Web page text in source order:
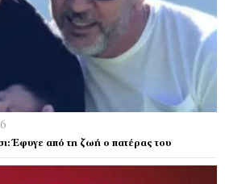
Έφυγε από τη ζωή ο πατέρας του